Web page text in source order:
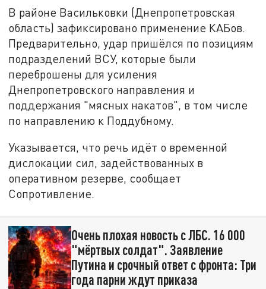
В районе Васильковки (Днепропетровская
область) зафиксировано применение КАБов.
Предварительно, удар пришёлся по позициям
подразделений ВСУ, которые были
переброшены для усиления
Днепропетровского направления и
поддержания "мясных накатов", в том числе
по направлению к Поддубному.
Указывается, что речь идёт о временной
дислокации сил, задействованных в
оперативном резерве, сообщает
Сопротивление.
Очень плохая новость с ЛБС. 16 000
"мёртвых солдат". Заявление
Путина и срочный ответ с фронта: Три
года парни ждут приказа